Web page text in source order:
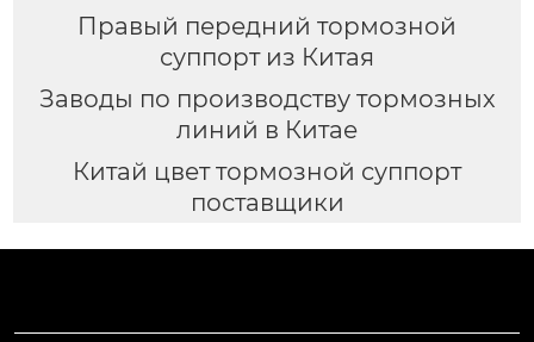
Правый передний тормозной
суппорт из Китая
Заводы по производству тормозных
линий в Китае
Китай цвет тормозной суппорт
поставщики